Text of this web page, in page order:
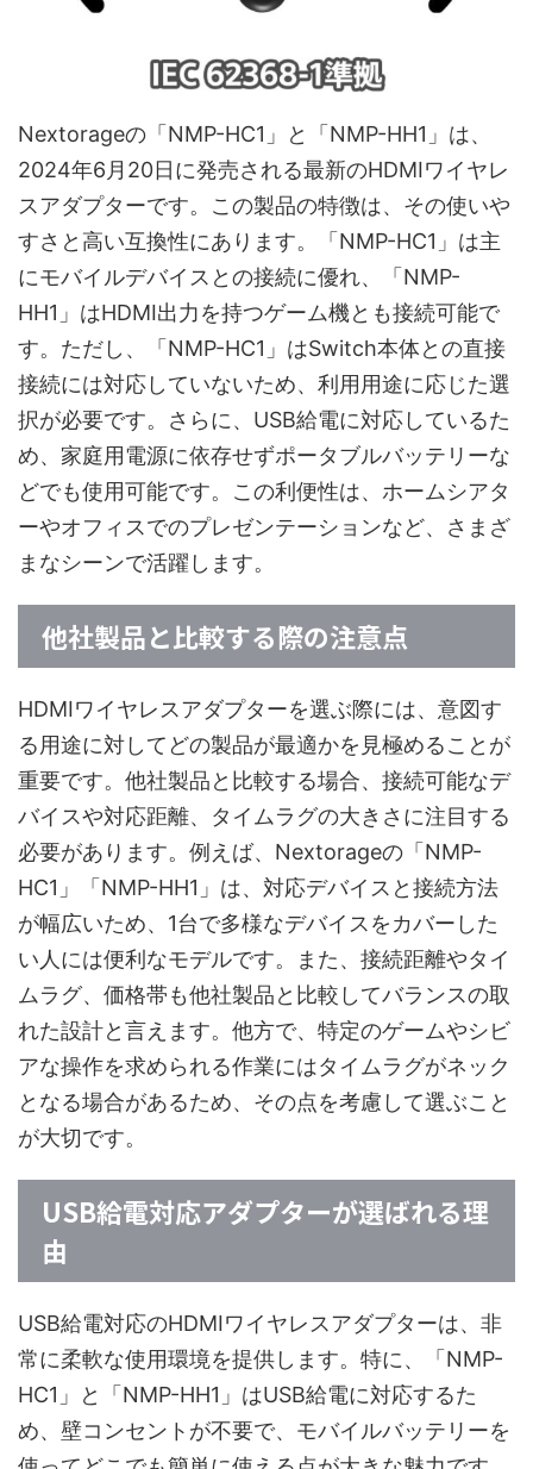
Nextorageの「NMP-HC1」と「NMP-HH1」は、
2024年6月20日に発売される最新のHDMIワイヤレ
スアダプターです。この製品の特徴は、その使いや
すさと高い互換性にあります。「NMP-HC1」は主
にモバイルデバイスとの接続に優れ、「NMP-
HH1」はHDMI出力を持つゲーム機とも接続可能で
す。ただし、「NMP-HC1」はSwitch本体との直接
接続には対応していないため、利用用途に応じた選
択が必要です。さらに、USB給電に対応しているた
め、家庭用電源に依存せずポータブルバッテリーな
どでも使用可能です。この利便性は、ホームシアタ
ーやオフィスでのプレゼンテーションなど、さまざ
まなシーンで活躍します。
他社製品と比較する際の注意点
HDMIワイヤレスアダプターを選ぶ際には、意図す
る用途に対してどの製品が最適かを見極めることが
重要です。他社製品と比較する場合、接続可能なデ
バイスや対応距離、タイムラグの大きさに注目する
必要があります。例えば、Nextorageの「NMP-
HC1」「NMP-HH1」は、対応デバイスと接続方法
が幅広いため、1台で多様なデバイスをカバーした
い人には便利なモデルです。また、接続距離やタイ
ムラグ、価格帯も他社製品と比較してバランスの取
れた設計と言えます。他方で、特定のゲームやシビ
アな操作を求められる作業にはタイムラグがネック
となる場合があるため、その点を考慮して選ぶこと
が大切です。
USB給電対応アダプターが選ばれる理
由
USB給電対応のHDMIワイヤレスアダプターは、非
常に柔軟な使用環境を提供します。特に、「NMP-
HC1」と「NMP-HH1」はUSB給電に対応するた
め、壁コンセントが不要で、モバイルバッテリーを